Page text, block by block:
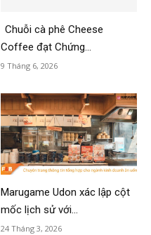
Chuỗi cà phê Cheese
Coffee đạt Chứng...
9 Tháng 6, 2026
Marugame Udon xác lập cột
mốc lịch sử với...
24 Tháng 3, 2026